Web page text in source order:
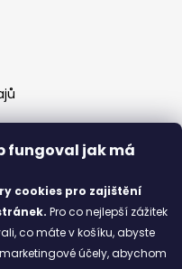
fungoval jak má
cookies pro zajištění
Pro co nejlepší zážitek
co máte v košíku, abyste
účely, abychom